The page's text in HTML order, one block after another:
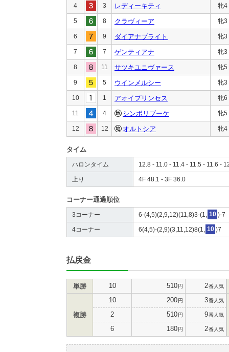
4 3 レディーキティ 牝4
5 8 クラヴィーア 牝3
6 9 ダイアナブライト 牝3
7 7 ゲンティアナ 牝3
8 11 サツキユニヴァース 牝5
9 5 ウインメルシー 牝3
10 1 アオイプリンセス 牝6
11 4 シンボリブーケ 牝5
12 12 オルトシア 牝4
タイム
ハロンタイム 12.8 - 11.0 - 11.4 - 11.5 - 11.6 -
上り 4F 48.1 - 3F 36.0
コーナー通過順位
3コーナー 6-(4,5)(2,9,12)(11,8)3-(1, 10 )-7
4コーナー 6(4,5)-(2,9)(3,11,12)8(1, 10 )7
払戻金
単勝 10 510円 2番人気
複勝
10 200円 3番人気
2 510円 9番人気
6 180円 2番人気